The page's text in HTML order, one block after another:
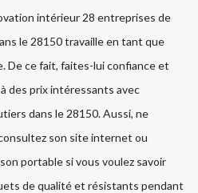
intérieur 28 entreprises de
le 28150 travaille en tant que
De ce fait, faites-lui confiance et
des prix intéressants avec
dans le 28150. Aussi, ne
son site internet ou
portable si vous voulez savoir
de qualité et résistants pendant